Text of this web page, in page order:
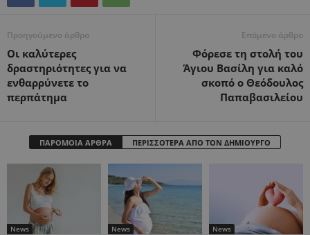
Προηγούμενο άρθρο
Οι καλύτερες
δραστηριότητες για να
ενθαρρύνετε το
περπάτημα
Επόμενο άρθρο
Φόρεσε τη στολή του
Άγιου Βασίλη για καλό
σκοπό ο Θεόδουλος
Παπαβασιλείου
ΠΑΡΟΜΟΙΑ ΑΡΘΡΑ ΠΕΡΙΣΣΟΤΕΡΑ ΑΠΟ ΤΟΝ ΔΗΜΙΟΥΡΓΟ
News News News